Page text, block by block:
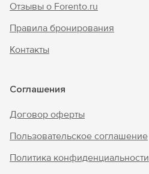
Отзывы о Forento.ru
Правила бронирования
Контакты
Соглашения
Договор оферты
Пользовательское соглашение
Политика конфиденциальности